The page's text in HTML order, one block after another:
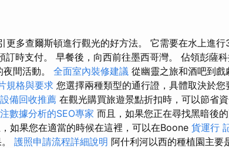
更多查爾斯頓進行觀光的好方法。 它需要在水上進行
訂時支付。 早餐後，向西前往墨西哥灣。 佔領彭薩科
間活動。 全面室內裝修建議 從幽靈之旅和酒吧到
規格與要求 您選擇兩種類型的通行證，具體取決於您
備回收推薦 在觀光購買旅遊景點折扣時，可以節省
數據分析的SEO專家 而且，如果您正在尋找黑暗後
如果您在適當的時候在這裡，可以在Boone 貨運行
護照申請流程詳細說明 阿什利河以西的種植園主要